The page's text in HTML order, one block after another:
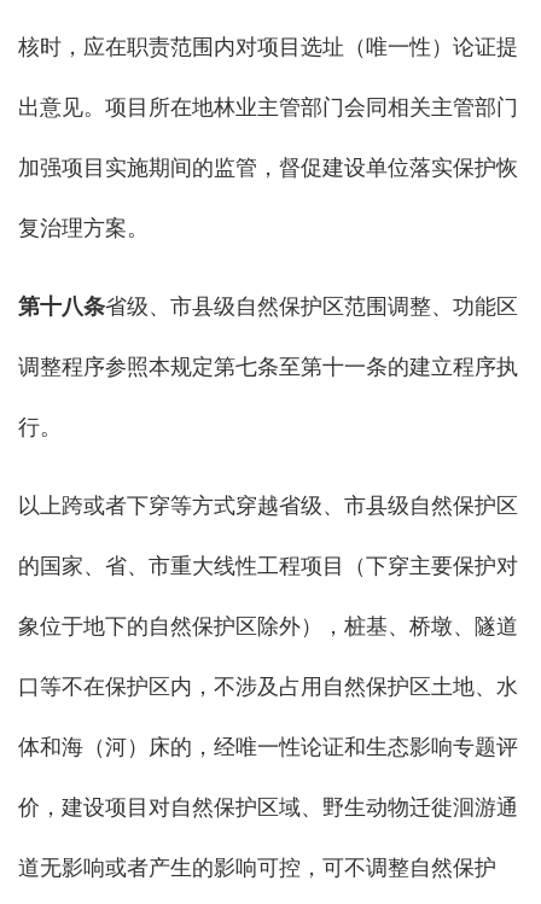
核时，应在职责范围内对项目选址（唯一性）论证提
出意见。项目所在地林业主管部门会同相关主管部门
加强项目实施期间的监管，督促建设单位落实保护恢
复治理方案。
第十八条省级、市县级自然保护区范围调整、功能区
调整程序参照本规定第七条至第十一条的建立程序执
行。
以上跨或者下穿等方式穿越省级、市县级自然保护区
的国家、省、市重大线性工程项目（下穿主要保护对
象位于地下的自然保护区除外），桩基、桥墩、隧道
口等不在保护区内，不涉及占用自然保护区土地、水
体和海（河）床的，经唯一性论证和生态影响专题评
价，建设项目对自然保护区域、野生动物迁徙洄游通
道无影响或者产生的影响可控，可不调整自然保护